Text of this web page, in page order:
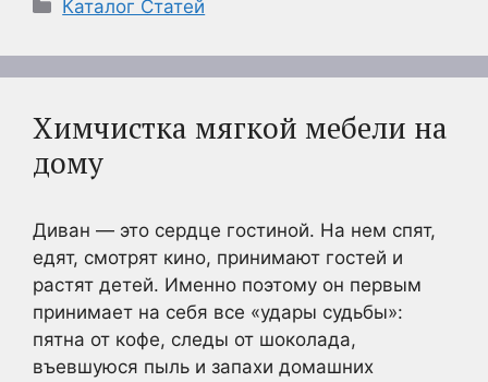
Каталог Статей
Химчистка мягкой мебели на
дому
Диван — это сердце гостиной. На нем спят,
едят, смотрят кино, принимают гостей и
растят детей. Именно поэтому он первым
принимает на себя все «удары судьбы»:
пятна от кофе, следы от шоколада,
въевшуюся пыль и запахи домашних